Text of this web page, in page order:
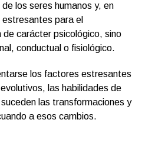
los seres humanos y, en
para el
carácter psicológico, sino
conductual o fisiológico.
los factores estresantes
las habilidades de
las transformaciones y
a esos cambios.